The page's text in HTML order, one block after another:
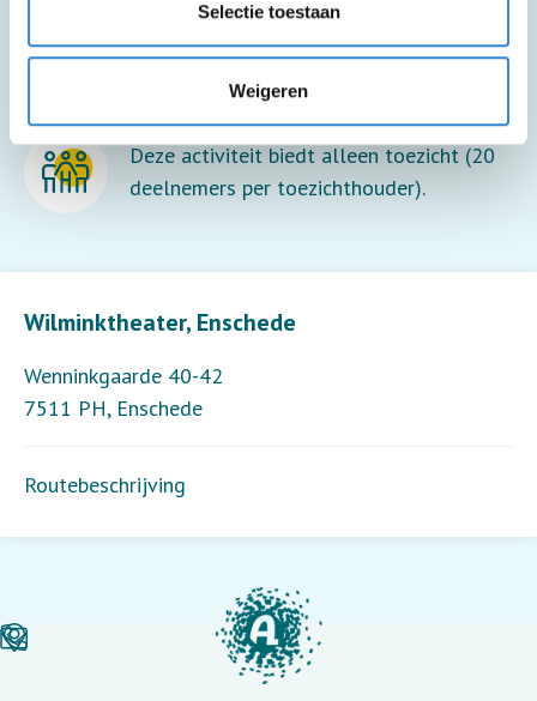
Selectie toestaan
Weigeren
Wilminktheater, Enschede
Wenninkgaarde 40-42
7511 PH, Enschede
Routebeschrijving
Zakgeldtip voor extra drankjes, hapjes en
Deze activiteit biedt alleen toezicht (20
deelnemers per toezichthouder).